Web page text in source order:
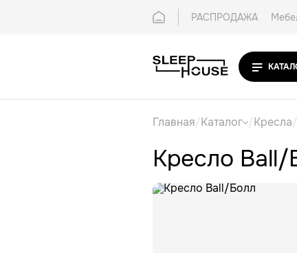
РАСПРОДАЖА
Покупателям
Главная/Каталог /Кресла/
Кресло Ball/